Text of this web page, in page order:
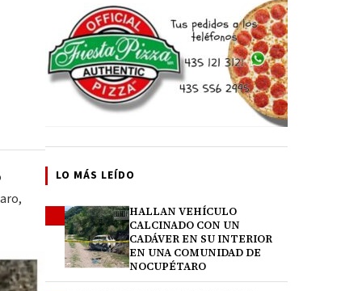
LO MÁS LEÍDO
HALLAN VEHÍCULO
CALCINADO CON UN
CADÁVER EN SU INTERIOR
EN UNA COMUNIDAD DE
NOCUPÉTARO